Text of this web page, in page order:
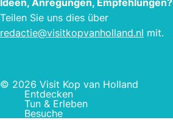
Teilen Sie uns dies über
redactie@visitkopvanholland.nl mit.
© 2026 Visit Kop van Holland
Entdecken
Tun & Erleben
Besuche